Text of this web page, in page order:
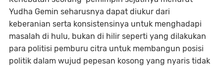
Yudha Gemin seharusnya dapat diukur dari
keberanian serta konsistensinya untuk menghadapi
masalah di hulu, bukan di hilir seperti yang dilakukan
para politisi pemburu citra untuk membangun posisi
politik dalam wujud pepesan kosong yang nyaris tidak